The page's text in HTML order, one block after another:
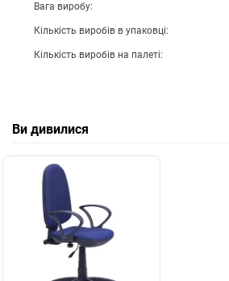
Вага виробу:
Кількість виробів в упаковці:
Кількість виробів на палеті:
Ви дивилися